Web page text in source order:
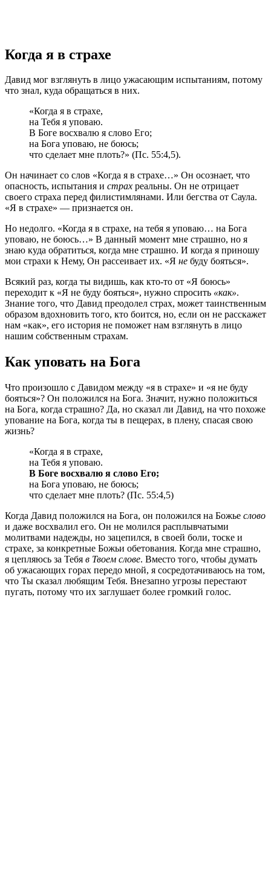
Когда я в страхе
Давид мог взглянуть в лицо ужасающим испытаниям, потому
что знал, куда обращаться в них.
«Когда я в страхе,
на Тебя я уповаю.
В Боге восхвалю я слово Его;
на Бога уповаю, не боюсь;
что сделает мне плоть?» (Пс. 55:4,5).
Он начинает со слов «Когда я в страхе…» Он осознает, что
опасность, испытания и страх реальны. Он не отрицает
своего страха перед филистимлянами. Или бегства от Саула.
«Я в страхе» — признается он.
Но недолго. «Когда я в страхе, на тебя я уповаю… на Бога
уповаю, не боюсь…» В данный момент мне страшно, но я
знаю куда обратиться, когда мне страшно. И когда я приношу
мои страхи к Нему, Он рассеивает их. «Я не буду бояться».
Всякий раз, когда ты видишь, как кто-то от «Я боюсь»
переходит к «Я не буду бояться», нужно спросить «как».
Знание того, что Давид преодолел страх, может таинственным
образом вдохновить того, кто боится, но, если он не расскажет
нам «как», его история не поможет нам взглянуть в лицо
нашим собственным страхам.
Как уповать на Бога
Что произошло с Давидом между «я в страхе» и «я не буду
бояться»? Он положился на Бога. Значит, нужно положиться
на Бога, когда страшно? Да, но сказал ли Давид, на что похоже
упование на Бога, когда ты в пещерах, в плену, спасая свою
жизнь?
«Когда я в страхе,
на Тебя я уповаю.
В Боге восхвалю я слово Его;
на Бога уповаю, не боюсь;
что сделает мне плоть? (Пс. 55:4,5)
Когда Давид положился на Бога, он положился на Божье слово
и даже восхвалил его. Он не молился расплывчатыми
молитвами надежды, но зацепился, в своей боли, тоске и
страхе, за конкретные Божьи обетования. Когда мне страшно,
я цепляюсь за Тебя в Твоем слове. Вместо того, чтобы думать
об ужасающих горах передо мной, я сосредотачиваюсь на том,
что Ты сказал любящим Тебя. Внезапно угрозы перестают
пугать, потому что их заглушает более громкий голос.